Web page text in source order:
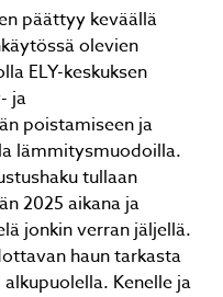
päättyy keväällä
olevien
ELY-keskuksen
ja
poistamiseen ja
lämmitysmuodoilla.
tullaan
2025 aikana ja
jonkin verran jäljellä.
haun tarkasta
Kenelle ja